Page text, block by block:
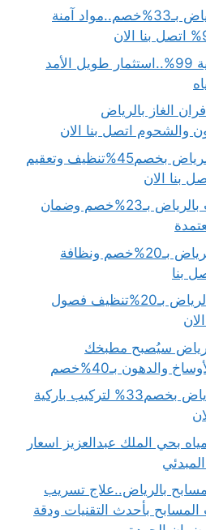
شركة عزل خزانات بالرياض بـ33%خصم..مواد آمنة
تأسيس السباكة باحترافية 99%..استثمار طويل الأمد
الغاز بالرياض
شركة تنظيف مساجد بالرياض بخصم45%تنظيف وتعقيم
كشف تسربات الخزانات بالرياض بـ23%خصم وضمان
شركة تنظيف محلات بالرياض بـ20%خصم ونظافة
شركه تنظيف مدارس بالرياض بـ20%تنظيف فصول
سيُصبح مطبخك
شركة تركيب باركية بالرياض بخصم33% لتركيب باركية
بحي الملك عبدالعزيز اسعار
بالرياض..علاج تسريب
بأحدث التقنيات ودقة